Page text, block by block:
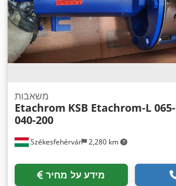
Székesfehérvár 2,280 km
משאבות
Etachrom KSB Etachrom-L 065-
040-200
מידע על מחיר